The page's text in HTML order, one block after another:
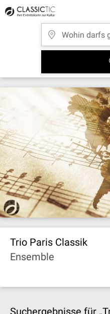
Trio Paris Classik
Ensemble
Suchergebnisse für